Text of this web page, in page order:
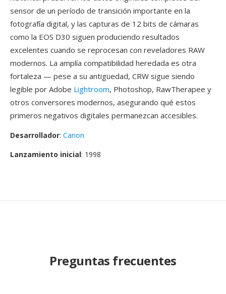
sensor de un período de transición importante en la
fotografía digital, y las capturas de 12 bits de cámaras
como la EOS D30 siguen produciendo resultados
excelentes cuando se reprocesan con reveladores RAW
modernos. La amplía compatibilidad heredada es otra
fortaleza — pese a su antigüedad, CRW sigue siendo
legible por Adobe Lightroom, Photoshop, RawTherapee y
otros conversores modernos, asegurando qué estos
primeros negativos digitales permanezcan accesibles.
Desarrollador: Canon
Lanzamiento inicial: 1998
Preguntas frecuentes